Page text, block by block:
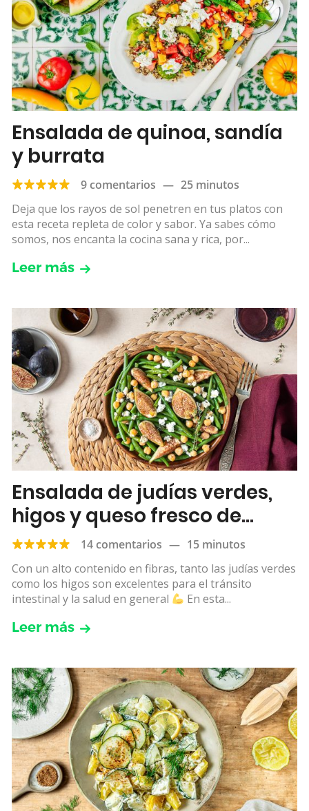
Ensalada de quinoa, sandía
y burrata
9 comentarios — 25 minutos
Deja que los rayos de sol penetren en tus platos con
esta receta repleta de color y sabor. Ya sabes cómo
somos, nos encanta la cocina sana y rica, por...
Leer más
Ensalada de judías verdes,
higos y queso fresco de
cabra
14 comentarios — 15 minutos
Con un alto contenido en fibras, tanto las judías verdes
como los higos son excelentes para el tránsito
intestinal y la salud en general
En esta...
Leer más